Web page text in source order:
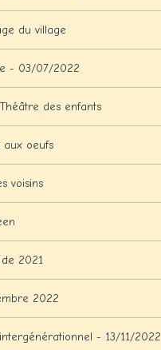
du village
- 03/07/2022
des enfants
aux oeufs
voisins
2021
2022
- 13/11/2022